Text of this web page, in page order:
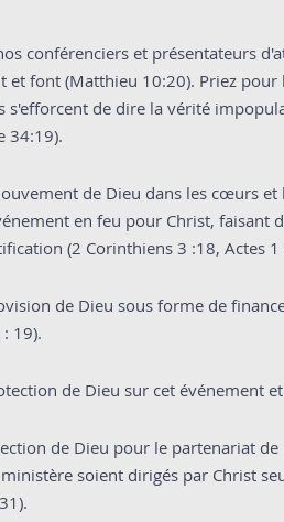
conférenciers et présentateurs
et font (Matthieu 10:20). Priez
s'efforcent de dire la vérité
34:19).
de Dieu dans les cœurs et
en feu pour Christ, faisant
(2 Corinthiens 3 :18, Actes 1
de Dieu sous forme de
19).
de Dieu sur cet événement
de Dieu pour le partenariat
soient dirigés par Christ